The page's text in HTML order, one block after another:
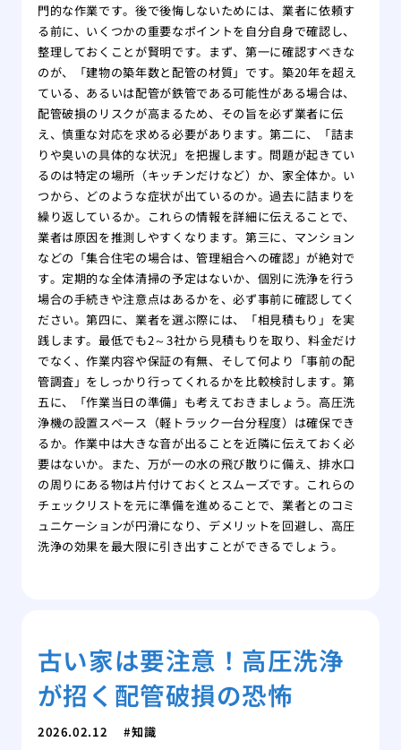
門的な作業です。後で後悔しないためには、業者に依頼す
る前に、いくつかの重要なポイントを自分自身で確認し、
整理しておくことが賢明です。まず、第一に確認すべきな
のが、「建物の築年数と配管の材質」です。築20年を超え
ている、あるいは配管が鉄管である可能性がある場合は、
配管破損のリスクが高まるため、その旨を必ず業者に伝
え、慎重な対応を求める必要があります。第二に、「詰ま
りや臭いの具体的な状況」を把握します。問題が起きてい
るのは特定の場所（キッチンだけなど）か、家全体か。い
つから、どのような症状が出ているのか。過去に詰まりを
繰り返しているか。これらの情報を詳細に伝えることで、
業者は原因を推測しやすくなります。第三に、マンション
などの「集合住宅の場合は、管理組合への確認」が絶対で
す。定期的な全体清掃の予定はないか、個別に洗浄を行う
場合の手続きや注意点はあるかを、必ず事前に確認してく
ださい。第四に、業者を選ぶ際には、「相見積もり」を実
践します。最低でも2～3社から見積もりを取り、料金だけ
でなく、作業内容や保証の有無、そして何より「事前の配
管調査」をしっかり行ってくれるかを比較検討します。第
五に、「作業当日の準備」も考えておきましょう。高圧洗
浄機の設置スペース（軽トラック一台分程度）は確保でき
るか。作業中は大きな音が出ることを近隣に伝えておく必
要はないか。また、万が一の水の飛び散りに備え、排水口
の周りにある物は片付けておくとスムーズです。これらの
チェックリストを元に準備を進めることで、業者とのコミ
ュニケーションが円滑になり、デメリットを回避し、高圧
洗浄の効果を最大限に引き出すことができるでしょう。
古い家は要注意！高圧洗浄
が招く配管破損の恐怖
2026.02.12 知識